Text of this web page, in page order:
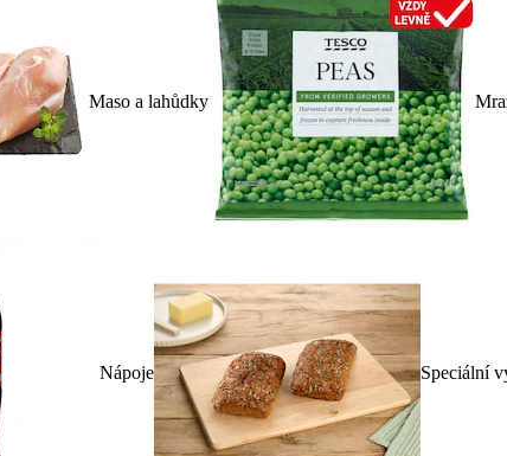
Maso a lahůdky
Nápoje Speciální